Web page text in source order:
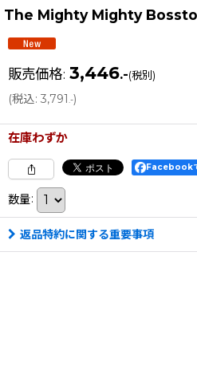
The Mighty Mighty
販売価格: 3,446.-(税別)
(税込: 3,791.-)
在庫わずか
Facebook
数量:
返品特約に関する重要事項